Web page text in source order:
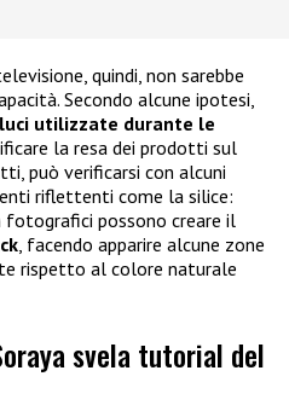
quindi, non sarebbe
Secondo alcune ipotesi,
luci utilizzate durante le
la resa dei prodotti sul
può verificarsi con alcuni
riflettenti come la silice:
possono creare il
, facendo apparire alcune zone
rispetto al colore naturale
svela tutorial del